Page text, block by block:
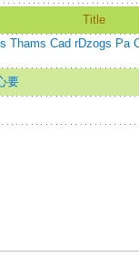
Title
Thams Cad rDzogs Pa
要